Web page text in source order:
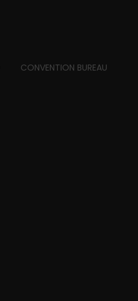
CONVENTION BUREAU